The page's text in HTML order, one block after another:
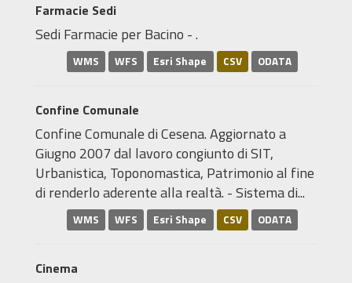
Farmacie Sedi
Sedi Farmacie per Bacino - .
WMS WFS Esri Shape CSV ODATA
Confine Comunale
Confine Comunale di Cesena. Aggiornato a
Giugno 2007 dal lavoro congiunto di SIT,
Urbanistica, Toponomastica, Patrimonio al fine
di renderlo aderente alla realtà. - Sistema di...
WMS WFS Esri Shape CSV ODATA
Cinema